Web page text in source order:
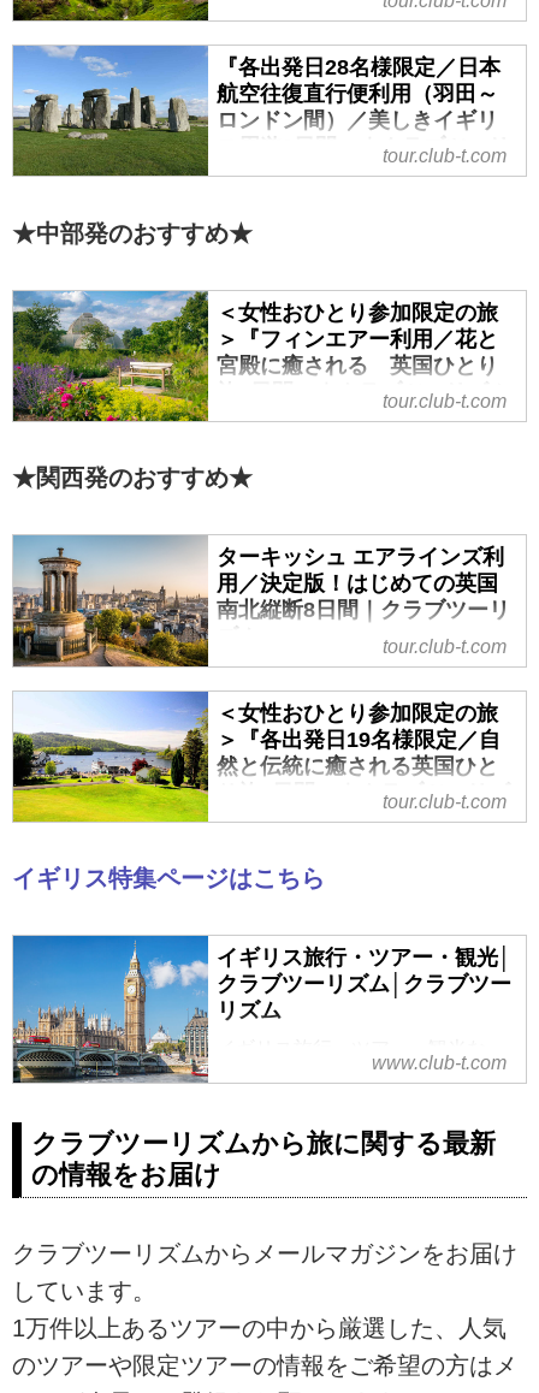
います。ツアー・旅行のお申込な
イギリス10日間』｜クラブツ
ーリズム
『バス1台28名様限定／ブリティ
ッシュエアウェイズ復路直行便利
用（ロンドン～羽田間）／決定
版！ いいとこどりイギリス10日
ー・旅行のお申込ならクラブツー
リズム。
『各出発日28名様限定／日本
航空往復直行便利用（羽田～
ロンドン間）／美しきイギリ
ス周遊8日間』｜クラブツーリ
ズム
往復直行便利用（羽田～ロンドン
の紹介をしています。ツアー・旅
行のお申込ならクラブツーリズ
ム。
tour.club-t.com
★中部発のおすすめ★
＜女性おひとり参加限定の旅
＞『フィンエアー利用／花と
宮殿に癒される 英国ひとり
旅6日間』｜クラブツーリズム
癒される 英国ひとり旅6日間』の
のお申込ならクラブツーリズム。
tour.club-t.com
★関西発のおすすめ★
ターキッシュ エアラインズ利
用／決定版！はじめての英国
南北縦断8日間｜クラブツーリ
決定版！はじめての英国 南北縦断
8日間の紹介をしています。ツア
ー・旅行のお申込ならクラブツー
tour.club-t.com
＜女性おひとり参加限定の旅
＞『各出発日19名様限定／自
然と伝統に癒される英国ひと
り旅8日間』｜クラブツーリズ
ム
『各出発日19名様限定／自然と伝
の紹介をしています。ツアー・旅
行のお申込ならクラブツーリズ
ム。
tour.club-t.com
イギリス特集ページはこちら
イギリス旅行・ツアー・観光│
クラブツーリズム│クラブツー
リズム
ら、クラブツーリズムにおまか
心で快適です。イングランド、ス
コットランド、ウェールズ、北ア
アーの検索・ご予約も簡単。
www.club-t.com
クラブツーリズムから旅に関する最新
の情報をお届け
クラブツーリズムからメールマガジンをお届け
しています。
1万件以上あるツアーの中から厳選した、人気
のツアーや限定ツアーの情報をご希望の方はメ